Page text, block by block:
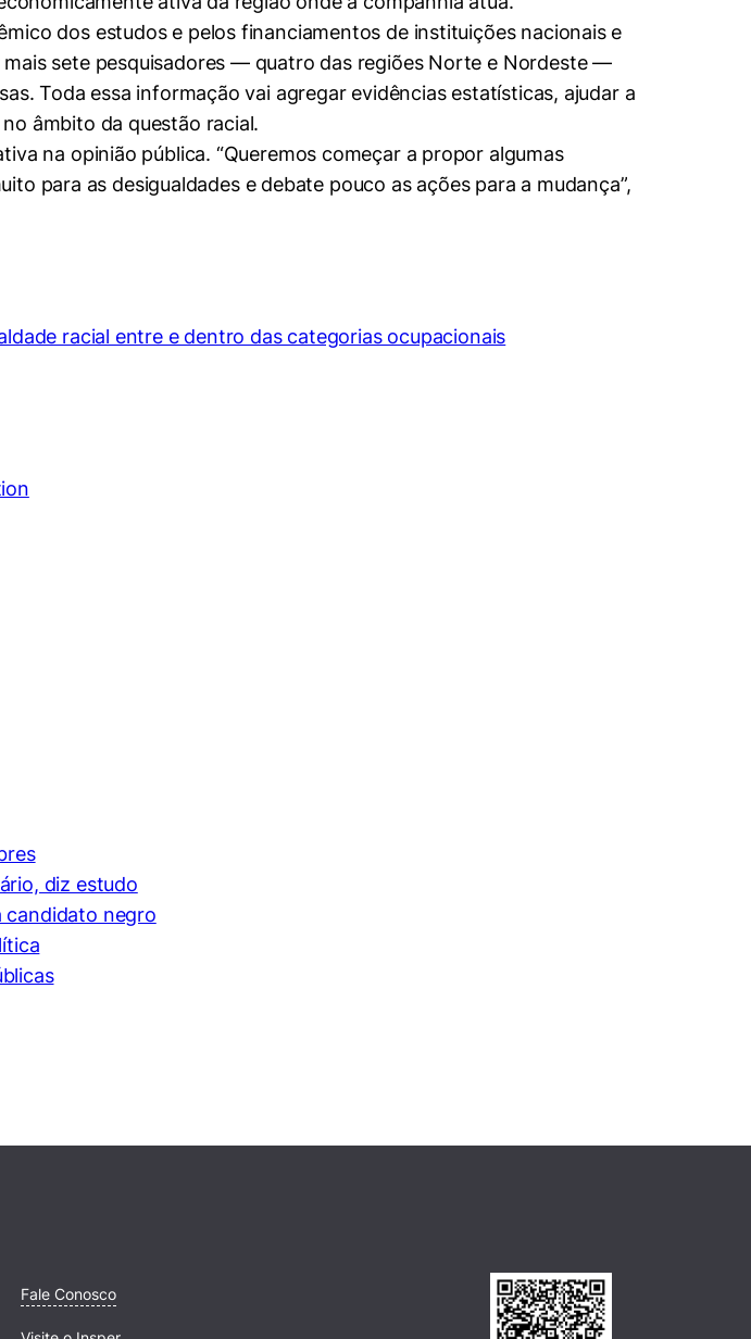
dos estudos e pelos financiamentos de instituições nacionais e
sete pesquisadores — quatro das regiões Norte e Nordeste —
Toda essa informação vai agregar evidências estatísticas, ajudar a
âmbito da questão racial.
na opinião pública. “Queremos começar a propor algumas
para as desigualdades e debate pouco as ações para a mudança”,
racial entre e dentro das categorias ocupacionais
diz estudo
candidato negro
Fale Conosco